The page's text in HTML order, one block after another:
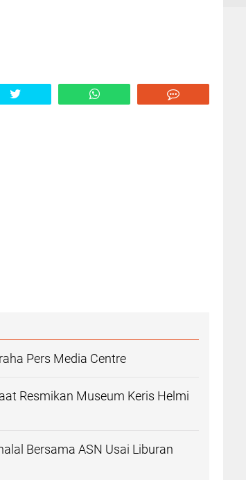
Pers Media Centre
Resmikan Museum Keris Helmi
Bersama ASN Usai Liburan